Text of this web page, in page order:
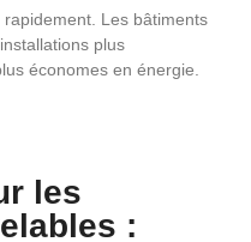
rapidement. Les bâtiments
plus
économes en énergie.
les
: